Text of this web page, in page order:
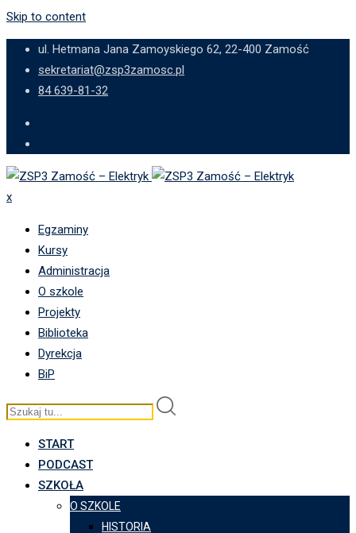
Skip to content
ul. Hetmana Jana Zamoyskiego 62, 22-400 Zamość
sekretariat@zsp3zamosc.pl
84 639-81-32
x
Egzaminy
Kursy
Administracja
O szkole
Projekty
Biblioteka
Dyrekcja
BiP
START
PODCAST
SZKOŁA
O SZKOLE
HISTORIA